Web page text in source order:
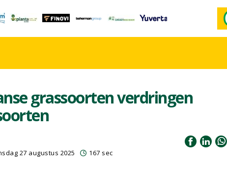
grassoorten verdringen
27 augustus 2025 167 sec